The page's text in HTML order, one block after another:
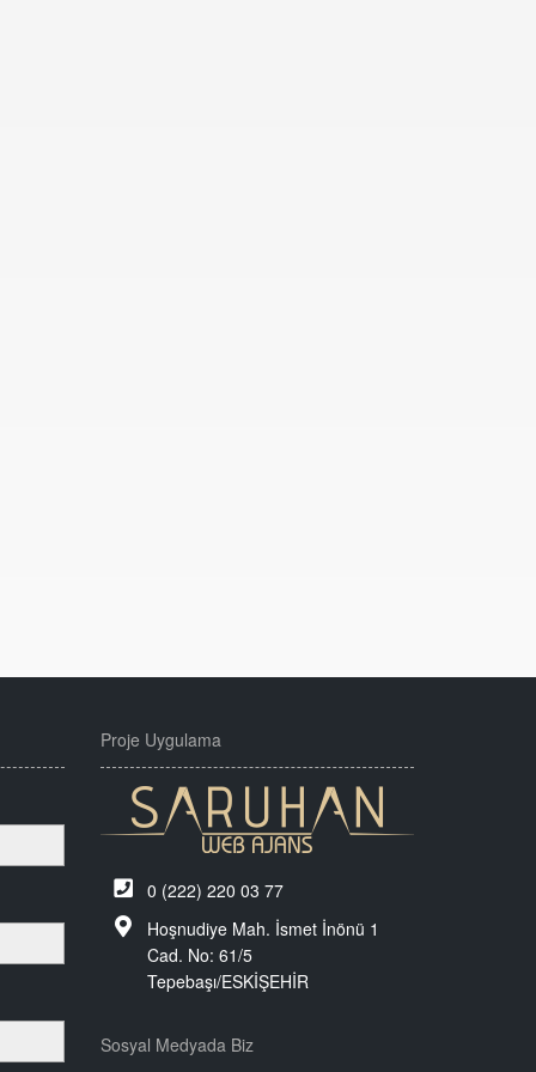
Proje Uygulama
0 (222) 220 03 77
Hoşnudiye Mah. İsmet İnönü 1
Cad. No: 61/5
Tepebaşı/ESKİŞEHİR
Sosyal Medyada Biz